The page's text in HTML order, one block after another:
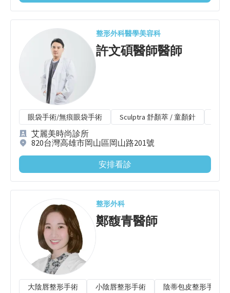
整形外科醫學美容科
許文碩醫師醫師
眼袋手術/無痕眼袋手術 Sculptra 舒顏萃 / 童顏針
艾麗美時尚診所
820台灣高雄市岡山區岡山路201號
安排看診
整形外科
鄭馥青醫師
大陰唇整形手術 小陰唇整形手術 陰蒂包皮整形手術